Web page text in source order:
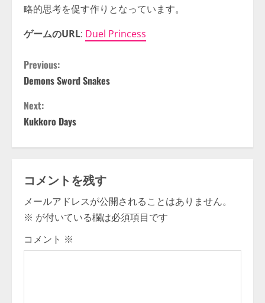
略的思考を促す作りとなっています。
ゲームのURL: Duel Princess
C
o
n
t
n
u
e
Previous:
Demons Sword Snakes
Next:
Kukkoro Days
コメントを残す
メールアドレスが公開されることはありません。
※ が付いている欄は必須項目です
コメント ※